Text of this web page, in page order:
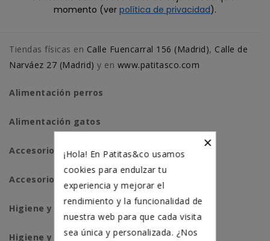
momento (ver política de privacidad).
Tiendas físicas en Calle Fuencarral 156 (Madrid), Calle de
Narváez 27 (Madrid) y en www.patitasco.com
Alimentación perros
Alimentación gatos
Accesorios perros
Accesorios para gatos
Higiene y salud perros
Higiene y salud gatos
×
¡Hola! En Patitas&co usamos
cookies para endulzar tu
experiencia y mejorar el
rendimiento y la funcionalidad de
nuestra web para que cada visita
sea única y personalizada. ¿Nos